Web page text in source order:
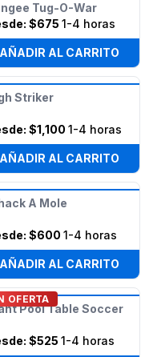
Tug-O-War
$675 1-4 horas
AÑADIR AL CARRITO
Striker
$1,100 1-4 horas
AÑADIR AL CARRITO
A Mole
$600 1-4 horas
AÑADIR AL CARRITO
OFERTA
Pool Table Soccer
$525 1-4 horas